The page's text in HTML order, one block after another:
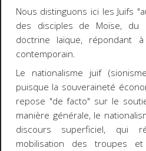
Nous distinguons ici les Juifs
des disciples de Moïse, du
doctrine laïque, répondant
contemporain.
Le nationalisme juif
puisque la souveraineté
repose "de facto" sur le
manière générale, le
discours superficiel, qui
mobilisation des troupes